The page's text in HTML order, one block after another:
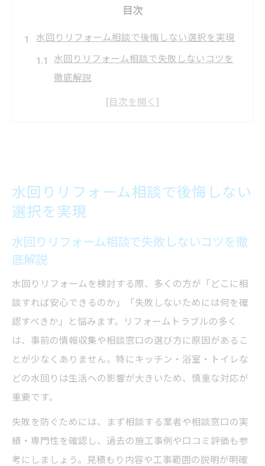
目次
水回りリフォーム相談で後悔しない選択を実現
水回りリフォーム相談で失敗しないコツを
徹底解説
住宅トラブル相談のポイントと正しい窓口
欠陥住宅相談や弁護士活用で安心を確保
住宅設備トラブルの無料相談先を知るポイント
住宅設備トラブル時に水回りリフォーム相
無料相談窓口で得られる具体的なサポート
内容
新築住宅トラブル相談の流れと準備すべき
書類
住宅トラブルの無料相談先を比較し最適な
選択
対策
施工不良を防ぐ住宅設備相談の利用術とは
水回りリフォーム相談で後悔しない
選択を実現
水回りリフォーム相談で失敗しないコツを徹
底解説
水回りリフォームを検討する際、多くの方が「どこに相
談すれば安心できるのか」「失敗しないためには何を確
認すべきか」と悩みます。リフォームトラブルの多く
は、事前の情報収集や相談窓口の選び方に原因があるこ
とが少なくありません。特にキッチン・浴室・トイレな
どの水回りは生活への影響が大きいため、慎重な対応が
重要です。
失敗を防ぐためには、まず相談する業者や相談窓口の実
績・専門性を確認し、過去の施工事例や口コミ評価も参
考にしましょう。見積もり内容や工事範囲の説明が明確